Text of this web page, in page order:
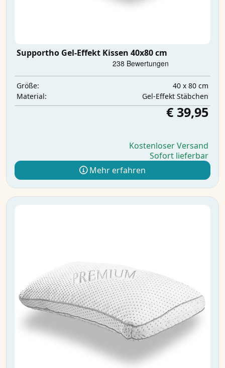
Supportho Gel-Effekt Kissen 40x80 cm
Größe:
40 x 80 cm
Material:
Gel-Effekt Stäbchen
€ 39,95
Kostenloser Versand
Sofort lieferbar
Mehr erfahren